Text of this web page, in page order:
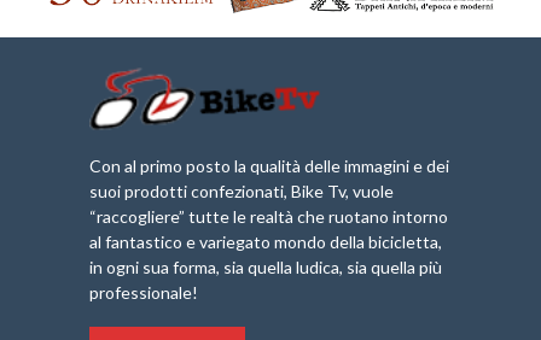
Con al primo posto la qualità delle immagini e dei
suoi prodotti confezionati, Bike Tv, vuole
“raccogliere” tutte le realtà che ruotano intorno
al fantastico e variegato mondo della bicicletta,
in ogni sua forma, sia quella ludica, sia quella più
professionale!